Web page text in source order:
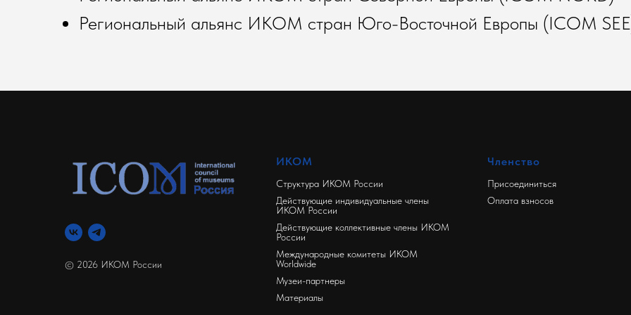
Региональный альянс ИКОМ стран Юго-Восточной Европы (ICOM
© 2026 ИКОМ России
ИКОМ
Структура ИКОМ России
Действующие индивидуальные члены
ИКОМ России
Действующие коллективные члены ИКОМ
России
Международные комитеты ИКОМ
Worldwide
Музеи-партнеры
Материалы
Членство
Присоединиться
Оплата взносов